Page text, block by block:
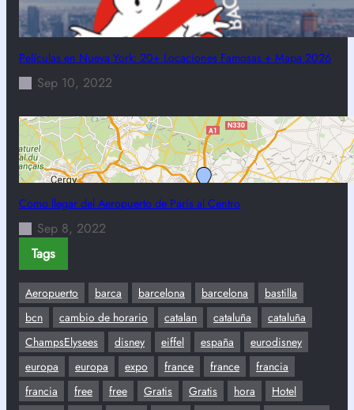
Películas en Nueva York: 20+ Locaciones Famosas + Mapa 2026
Sep 10, 2022
Como llegar del Aeropuerto de París al Centro
Sep 8, 2022
Tags
Aeropuerto barca barcelona barcelona
bastilla
bcn
cambio de horario catalan cataluña
cataluña
ChampsElysees
disney eiffel españa
eurodisney
europa
europa expo france france
francia
francia
free free Gratis Gratis hora
Hotel